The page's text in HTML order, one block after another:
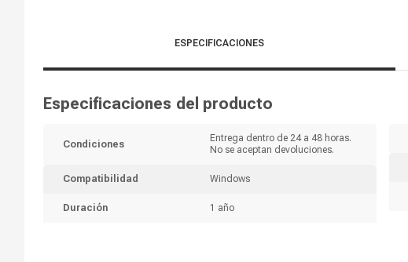
ESPECIFICACIONES
Especificaciones del producto
Condiciones
Entrega dentro de 24 a 48 horas.
No se aceptan devoluciones.
Compatibilidad Windows
Duración 1 año